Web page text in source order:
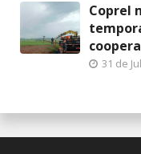
Coprel
31 de